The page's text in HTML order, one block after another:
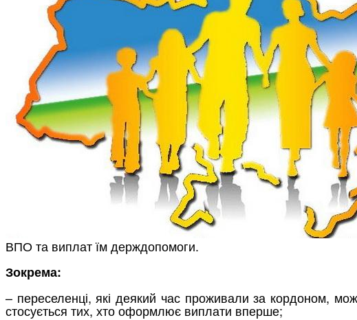
ВПО та виплат їм держдопомоги.
Зокрема:
– переселенці, які деякий час проживали за кордоном,
стосується тих, хто оформлює виплати вперше;